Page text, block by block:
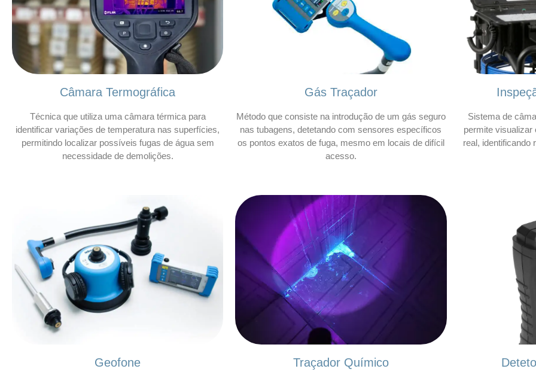
Câmara Termográfica
Técnica que utiliza uma câmara térmica para
identificar variações de temperatura nas superfícies,
permitindo localizar possíveis fugas de água sem
necessidade de demolições.
Gás Traçador
Método que consiste na introdução de um gás seguro
nas tubagens, detetando com sensores específicos
os pontos exatos de fuga, mesmo em locais de difícil
acesso.
Sistema de
permite visualizar
real, identificando
Geofone Traçador Químico